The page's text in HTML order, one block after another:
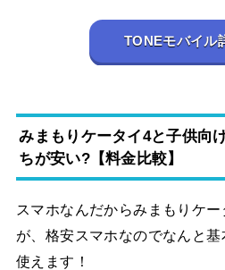
TONEモバイル
みまもりケータイ4と子供向
ちが安い?【料金比較】
スマホなんだからみまもりケ
が、格安スマホなのでなんと
使えます！